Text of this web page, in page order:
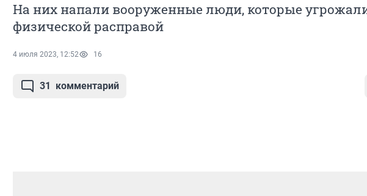
На них напали вооруженные люди, которые
физической расправой
4 июля 2023, 12:52 16
31 комментарий